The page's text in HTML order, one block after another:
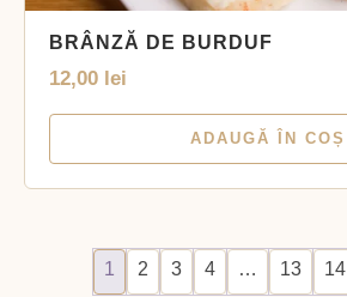
BRÂNZĂ DE BURDUF
12,00 lei
ADAUGĂ ÎN COȘ
1 2 3 4 … 13 14